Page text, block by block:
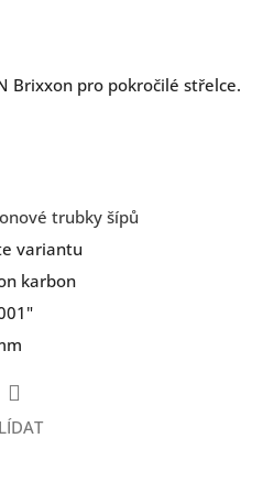
Brixxon pro pokročilé střelce.
trubky šípů
variantu
karbon